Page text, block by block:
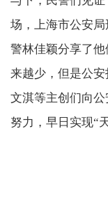
场，上海市公安
警林佳颖分享了
来越少，但是公安
文淇等主创们向
努力，早日实现“